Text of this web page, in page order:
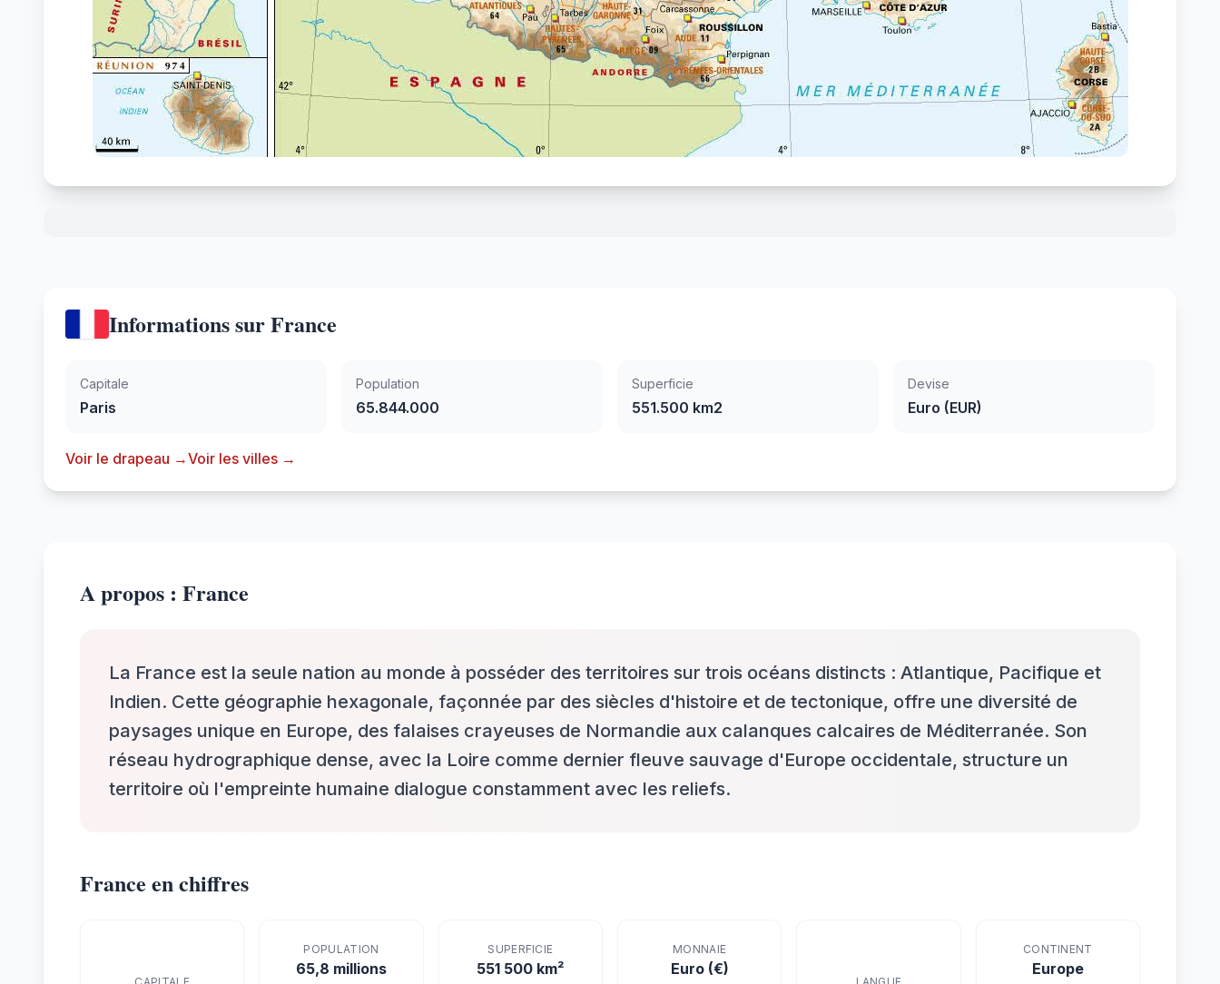
Informations sur France
Capitale
Paris
Population
65.844.000
Superficie
551.500 km2
Devise
Euro (EUR)
Voir le drapeau →Voir les villes →
A propos : France
La France est la seule nation au monde à posséder des territoires sur trois océans distincts : Atlantique, Pacifique et
Indien. Cette géographie hexagonale, façonnée par des siècles d'histoire et de tectonique, offre une diversité de
paysages unique en Europe, des falaises crayeuses de Normandie aux calanques calcaires de Méditerranée. Son
réseau hydrographique dense, avec la Loire comme dernier fleuve sauvage d'Europe occidentale, structure un
territoire où l'empreinte humaine dialogue constamment avec les reliefs.
France en chiffres
POPULATION
65,8 millions
SUPERFICIE
551 500 km²
MONNAIE
Euro (€)
CONTINENT
Europe